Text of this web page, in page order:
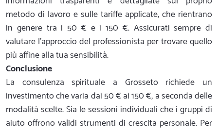
metodo di lavoro e sulle tariffe applicate, che rientrano
in genere tra i 50 € e i 150 €. Assicurati sempre di
valutare l'approccio del professionista per trovare quello
più affine alla tua sensibilità.
Conclusione
La consulenza spirituale a Grosseto richiede un
investimento che varia dai 50 € ai 150 €, a seconda delle
modalità scelte. Sia le sessioni individuali che i gruppi di
aiuto offrono validi strumenti di crescita personale. Per